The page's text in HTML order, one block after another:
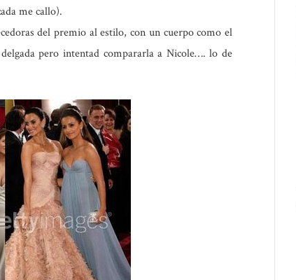
me callo).
del premio al estilo, con un cuerpo como el
pero intentad compararla a Nicole…. lo de